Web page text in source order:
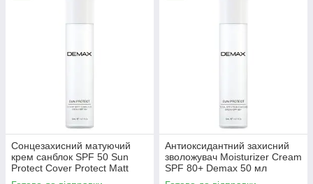
Сонцезахисний матуючий
крем санблок SPF 50 Sun
Protect Cover Protect Matt
Sunblock SPF 50 Demax 50
Антиоксидантний захисний
зволожувач Moisturizer Cream
SPF 80+ Demax 50 мл